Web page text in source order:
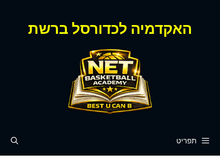
האקדמיה לכדורסל ברשת
תפריט